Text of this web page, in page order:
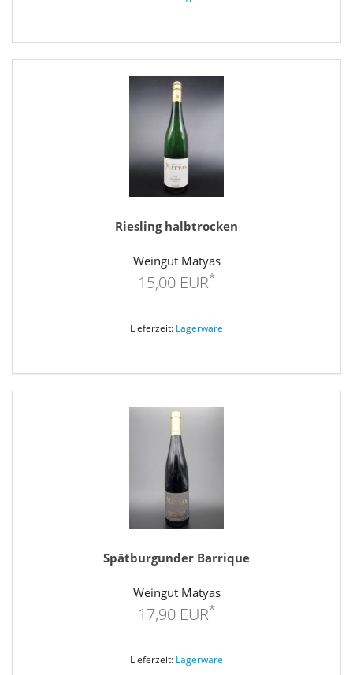
Riesling halbtrocken
Weingut Matyas
15,00 EUR*
Lieferzeit: Lagerware
Spätburgunder Barrique
Weingut Matyas
17,90 EUR*
Lieferzeit: Lagerware